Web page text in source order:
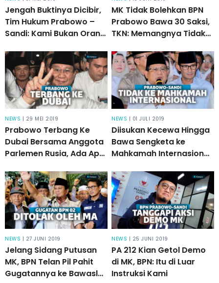
Jengah Buktinya Dicibir,
Tim Hukum Prabowo –
Sandi: Kami Bukan Orang
MK Tidak Bolehkan BPN
Prabowo Bawa 30 Saksi,
TKN: Memangnya Tidak
NEWS | 29 MEI 2019
Prabowo Terbang Ke
Dubai Bersama Anggota
Parlemen Rusia, Ada Apa
NEWS | 01 JULI 2019
Diisukan Kecewa Hingga
Bawa Sengketa ke
Mahkamah Internasional,
NEWS | 27 JUNI 2019
Jelang Sidang Putusan
MK, BPN Telan Pil Pahit
Gugatannya ke Bawaslu
NEWS | 25 JUNI 2019
PA 212 Kian Getol Demo
di MK, BPN: Itu di Luar
Instruksi Kami